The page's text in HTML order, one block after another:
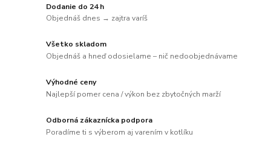
Dodanie do 24 h
Objednáš dnes → zajtra varíš
Všetko skladom
Objednáš a hneď odosielame – nič nedoobjednávame
Výhodné ceny
Najlepší pomer cena / výkon bez zbytočných marží
Odborná zákaznícka podpora
Poradíme ti s výberom aj varením v kotlíku